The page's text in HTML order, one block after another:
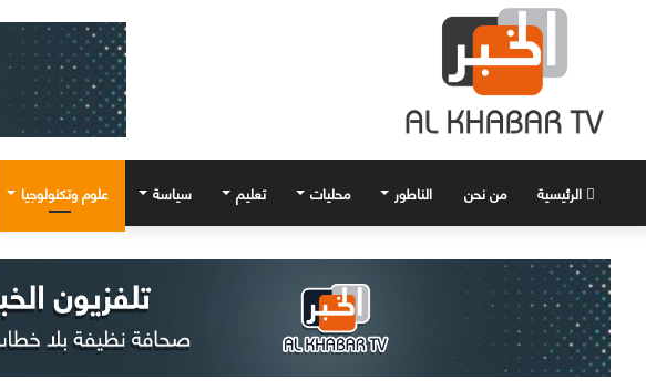
الرئيسية من نحن الناطور محليات تعليم سياسة علوم وتكنولوجيا